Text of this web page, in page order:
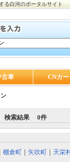
る白河のポータルサイト
古車 CNカ
検索結果 0件
棚倉町 ｜ 矢吹町 ｜ 天栄